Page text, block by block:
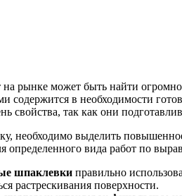
рынке может быть найти
содержится в необходимости
свойства, так как они
необходимо выделить
определенного вида работ по
шпаклевки правильно
растрескивания поверхности.